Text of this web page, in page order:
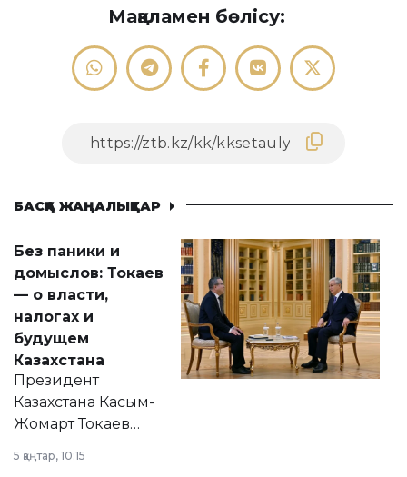
Мақаламен бөлісу:
БАСҚА ЖАҢАЛЫҚТАР
Без паники и
домыслов: Токаев
— о власти,
налогах и
будущем
Казахстана
Президент
Казахстана Касым-
Жомарт Токаев
сразу несколько
5 қаңтар, 10:15